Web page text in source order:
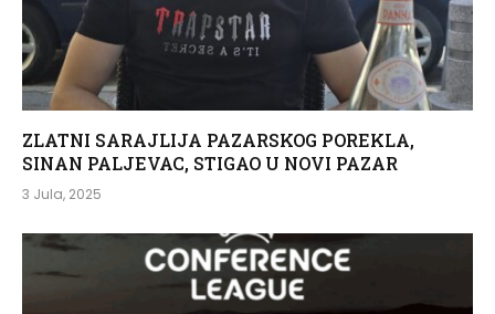
ZLATNI SARAJLIJA PAZARSKOG POREKLA,
SINAN PALJEVAC, STIGAO U NOVI PAZAR
3 Jula, 2025